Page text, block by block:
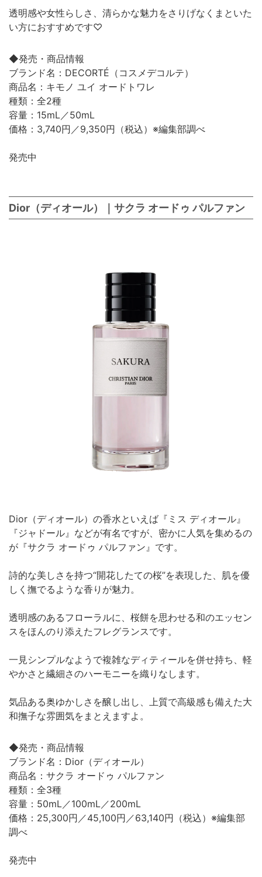
透明感や女性らしさ、清らかな魅力をさりげなくまといた
い方におすすめです♡
◆発売・商品情報
ブランド名：DECORTÉ（コスメデコルテ）
商品名：キモノ ユイ オードトワレ
種類：全2種
容量：15mL／50mL
価格：3,740円／9,350円（税込）※編集部調べ
発売中
Dior（ディオール）｜サクラ オードゥ パルファン
Dior（ディオール）の香水といえば『ミス ディオール』
『ジャドール』などが有名ですが、密かに人気を集めるの
が『サクラ オードゥ パルファン』です。
詩的な美しさを持つ“開花したての桜”を表現した、肌を優
しく撫でるような香りが魅力。
透明感のあるフローラルに、桜餅を思わせる和のエッセン
スをほんのり添えたフレグランスです。
一見シンプルなようで複雑なディティールを併せ持ち、軽
やかさと繊細さのハーモニーを織りなします。
気品ある奥ゆかしさを醸し出し、上質で高級感も備えた大
和撫子な雰囲気をまとえますよ。
◆発売・商品情報
ブランド名：Dior（ディオール）
商品名：サクラ オードゥ パルファン
種類：全3種
容量：50mL／100mL／200mL
価格：25,300円／45,100円／63,140円（税込）※編集部
調べ
発売中